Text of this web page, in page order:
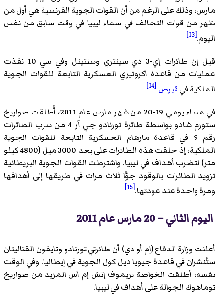
مارس، وذلك على الرغم من أن القوات الجوية الفرنسية هي أول من
ظهر من قوات التحالف في سماء ليبيا في وقت سابق من نفس
اليوم.[13]
قيل إن طائرات إي-3 دي سينتري وسنتينل وفي سي 10 نفذت
عمليات من قاعدة أكروتيري العسكرية التابعة للقوات الجوية
الملكية فيقبرص.
[14]
في مساء يومي 19-20 من شهر مارس عام 2011، أُطلقت صواريخ
ستورم شادو بواسطة طائرة تورنادو جي آر 4 من سرب الطائرات
رقم 9 في قاعدة مارهام العسكرية التابعة للقوات الجوية
الملكية، إذ حلقت هذه الطائرات على بعد 3000 ميل (4800 كيلو
متر) لتضرب أهداف في ليبيا. واشترطت القوات الجوية البريطانية
تزويد الطائرات بالوقود جوًّا ثلاث مرات في طريقها إلى أهدافها
ومرة واحدة عند عودتها.[15]
اليوم الثاني – 20 مارس عام 2011
أعلنت وزارة الدفاع (إم أو دي) أن طائرتي تورنادو وتايفون القتاليتان
ستُنشران في قاعدة جيويا ديل كول الجوية في إيطاليا. وفي الوقت
نفسه، أطلقت الغواصة تريموف إتش إم أس المزيد من صواريخ
توماهوك الجوالة على أهداف في ليبيا.